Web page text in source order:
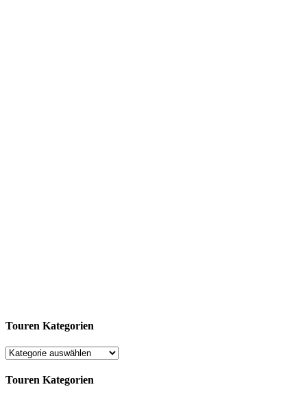
Touren Kategorien
Touren Kategorien